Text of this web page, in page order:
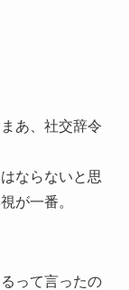
あ、社交辞令
ならないと思
が一番。
って言ったの